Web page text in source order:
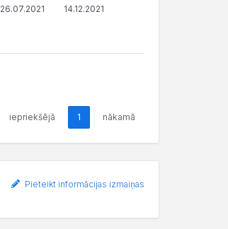
26.07.2021 14.12.2021
iepriekšējā 1 nākamā
Pieteikt informācijas izmaiņas